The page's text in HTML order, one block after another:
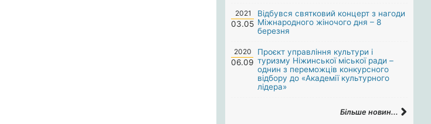
2021
03.05
Відбувся святковий концерт з нагоди
Міжнародного жіночого дня – 8
березня
2020
06.09
Проєкт управління культури і
туризму Ніжинської міської ради –
однин з переможців конкурсного
відбору до «Академії культурного
лідера»
Більше новин...